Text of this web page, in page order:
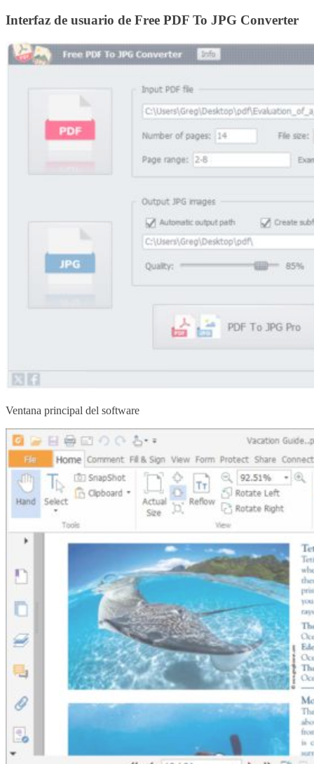
Interfaz de usuario de Free PDF To JPG Converter
Ventana principal del software